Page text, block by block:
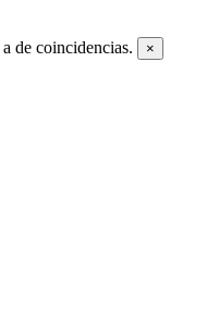
a de coincidencias. ×